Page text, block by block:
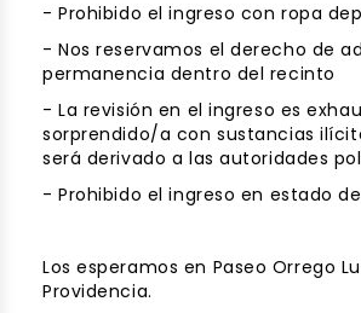
- Prohibido el ingreso con ropa
- Nos reservamos el derecho de
permanencia dentro del recinto
- La revisión en el ingreso es
sorprendido/a con sustancias
será derivado a las autoridades
- Prohibido el ingreso en estado
Los esperamos en Paseo Orrego
Providencia.